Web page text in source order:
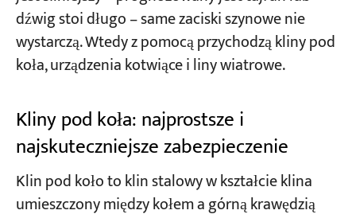
dźwig stoi długo – same zaciski szynowe nie
wystarczą. Wtedy z pomocą przychodzą kliny pod
koła, urządzenia kotwiące i liny wiatrowe.
Kliny pod koła: najprostsze i
najskuteczniejsze zabezpieczenie
Klin pod koło to klin stalowy w kształcie klina
umieszczony między kołem a górną krawędzią